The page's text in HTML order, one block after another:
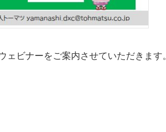
ビナーをご案内させていただきます。